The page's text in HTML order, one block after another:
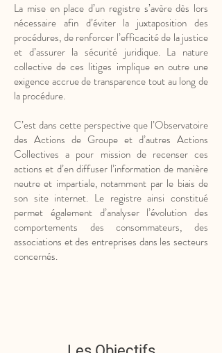
La mise en place d’un registre s’avère dès lors
nécessaire afin d’éviter la juxtaposition des
procédures, de renforcer l’efficacité de la justice
et d’assurer la sécurité juridique. La nature
collective de ces litiges implique en outre une
exigence accrue de transparence tout au long de
la procédure.
C’est dans cette perspective que l’Observatoire
des Actions de Groupe et d’autres Actions
Collectives a pour mission de recenser ces
actions et d’en diffuser l’information de manière
neutre et impartiale, notamment par le biais de
son site internet. Le registre ainsi constitué
permet également d’analyser l’évolution des
comportements des consommateurs, des
associations et des entreprises dans les secteurs
concernés.